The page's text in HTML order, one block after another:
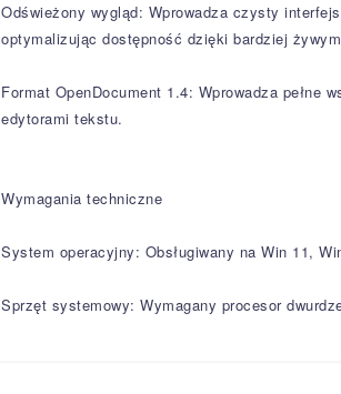
Odświeżony wygląd: Wprowadza czysty
optymalizując dostępność dzięki bardziej
Format OpenDocument 1.4: Wprowadza pełne
edytorami tekstu.
Wymagania techniczne
System operacyjny: Obsługiwany na Win 11,
Sprzęt systemowy: Wymagany procesor